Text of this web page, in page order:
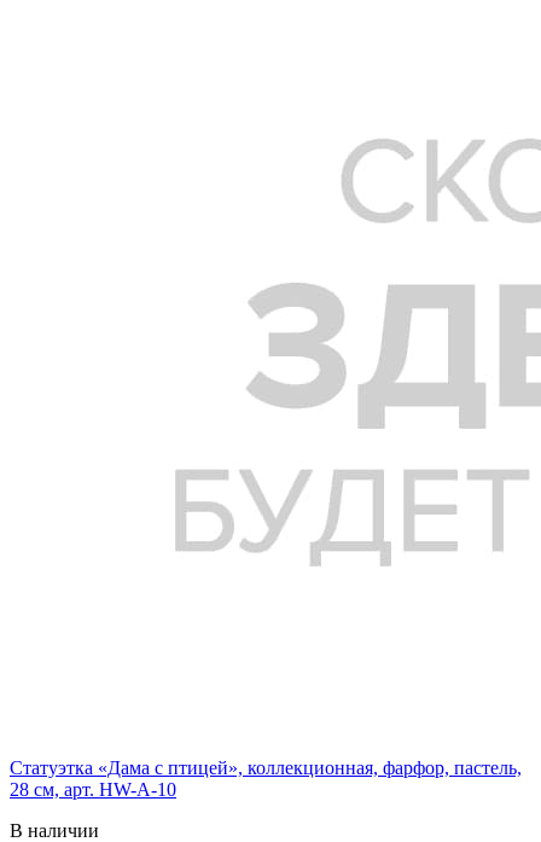
Статуэтка «Дама с птицей», коллекционная, фарфор, пастель,
28 см, арт. HW-А-10
В наличии